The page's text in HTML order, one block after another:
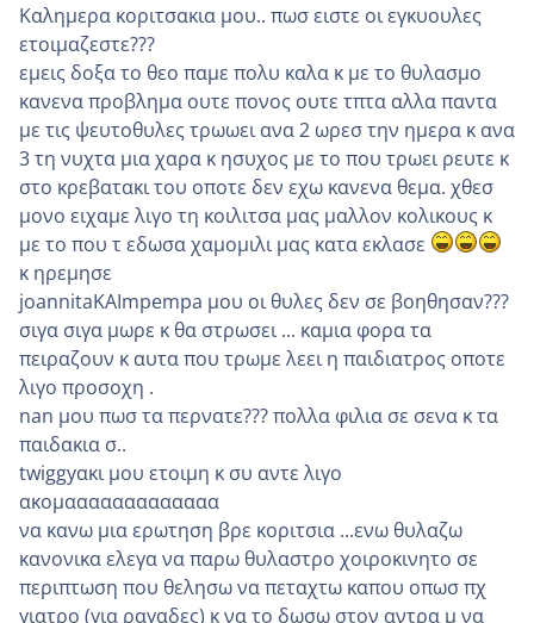
Καλημερα κοριτσακια μου.. πωσ ειστε οι εγκυουλες
ετοιμαζεστε???
εμεις δοξα το θεο παμε πολυ καλα κ με το θυλασμο
κανενα προβλημα ουτε πονος ουτε τπτα αλλα παντα
με τις ψευτοθυλες τρωωει ανα 2 ωρεσ την ημερα κ ανα
3 τη νυχτα μια χαρα κ ησυχος με το που τρωει ρευτε κ
στο κρεβατακι του οποτε δεν εχω κανενα θεμα. χθεσ
μονο ειχαμε λιγο τη κοιλιτσα μας μαλλον κολικους κ
με το που τ εδωσα χαμομιλι μας κατα εκλασε
κ ηρεμησε
joannitaKAImpempa μου οι θυλες δεν σε βοηθησαν???
σιγα σιγα μωρε κ θα στρωσει ... καμια φορα τα
πειραζουν κ αυτα που τρωμε λεει η παιδιατρος οποτε
λιγο προσοχη .
nan μου πωσ τα περνατε??? πολλα φιλια σε σενα κ τα
παιδακια σ..
twiggyακι μου ετοιμη κ συ αντε λιγο
ακομααααααααααααα
να κανω μια ερωτηση βρε κοριτσια ...ενω θυλαζω
κανονικα ελεγα να παρω θυλαστρο χοιροκινητο σε
περιπτωση που θελησω να πεταχτω καπου οπωσ πχ
γιατρο (για ραγαδες) κ να το δωσω στον αντρα μ να